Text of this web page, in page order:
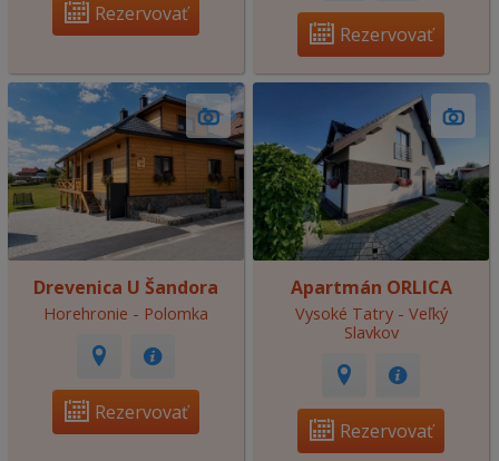
Rezervovať
Rezervovať
Drevenica U Šandora
Horehronie - Polomka
Rezervovať
Apartmán ORLICA
Vysoké Tatry - Veľký
Slavkov
Rezervovať